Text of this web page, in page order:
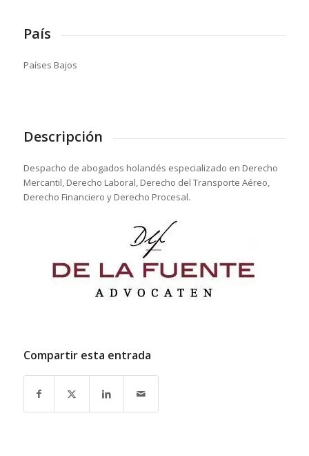
País
Países Bajos
Descripción
Despacho de abogados holandés especializado en Derecho
Mercantil, Derecho Laboral, Derecho del Transporte Aéreo,
Derecho Financiero y Derecho Procesal.
Compartir esta entrada